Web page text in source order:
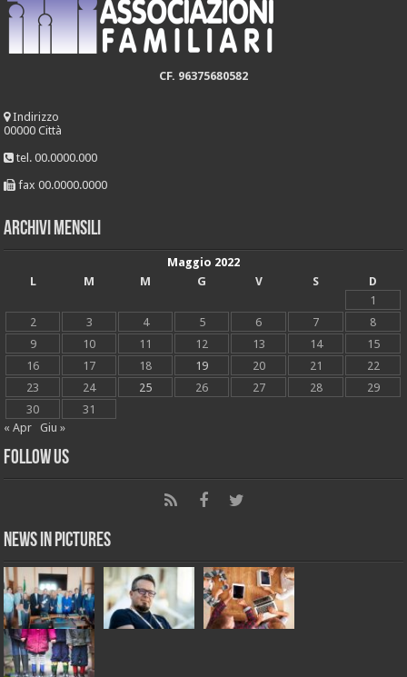
CF. 96375680582
Indirizzo
00000 Città
tel. 00.0000.000
fax 00.0000.0000
Archivi mensili
Maggio 2022
L
M M G V S
D
1
2
3 4 5 6 7
8
9
10 11 12 13 14
15
16
17 18 19 20 21
22
23
24 25 26 27 28
29
30
31
« Apr
Giu »
Follow Us
News in Pictures